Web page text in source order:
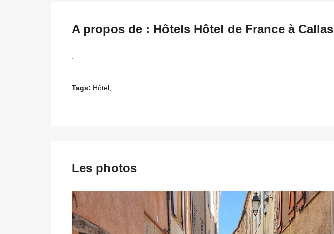
A propos de : Hôtels Hôtel de France à Callas
Tags: Hôtel,
Les photos